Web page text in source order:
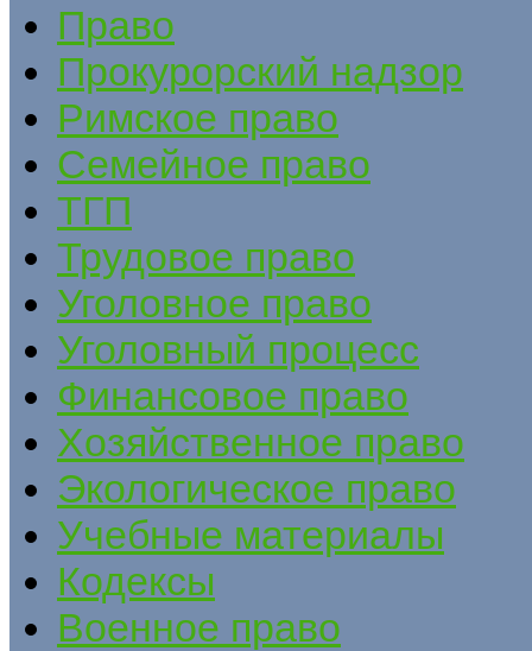
Право
Прокурорский надзор
Римское право
Семейное право
ТГП
Трудовое право
Уголовное право
Уголовный процесс
Финансовое право
Хозяйственное право
Экологическое право
Учебные материалы
Кодексы
Военное право